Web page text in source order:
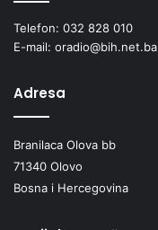
Telefon: 032 828 010
E-mail: oradio@bih.net.ba
Adresa
Branilaca Olova bb
71340 Olovo
Bosna i Hercegovina